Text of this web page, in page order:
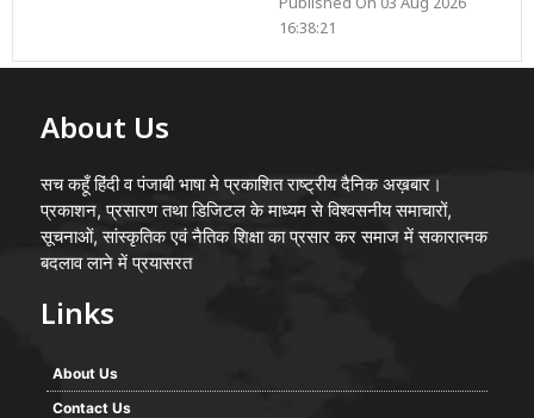
Published On 03 Aug 2026
16:38:21
About Us
सच कहूँ हिंदी व पंजाबी भाषा मे प्रकाशित राष्ट्रीय दैनिक अख़बार।
प्रकाशन, प्रसारण तथा डिजिटल के माध्यम से विश्वसनीय समाचारों,
सूचनाओं, सांस्कृतिक एवं नैतिक शिक्षा का प्रसार कर समाज में सकारात्मक
बदलाव लाने में प्रयासरत
Links
About Us
Contact Us